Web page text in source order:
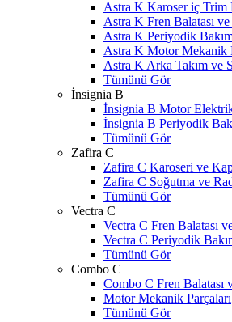
Astra K Karoser iç Trim
Astra K Fren Balatası
Astra K Periyodik
Astra K Motor Mekanik
Astra K Arka Takım ve
Tümünü Gör
İnsignia B
İnsignia B Motor Elektrik
İnsignia B Periyodik
Tümünü Gör
Zafira C
Zafira C Karoseri ve
Zafira C Soğutma ve
Tümünü Gör
Vectra C
Vectra C Fren Balatası
Vectra C Periyodik
Tümünü Gör
Combo C
Combo C Fren Balatası
Motor Mekanik Parçaları
Tümünü Gör